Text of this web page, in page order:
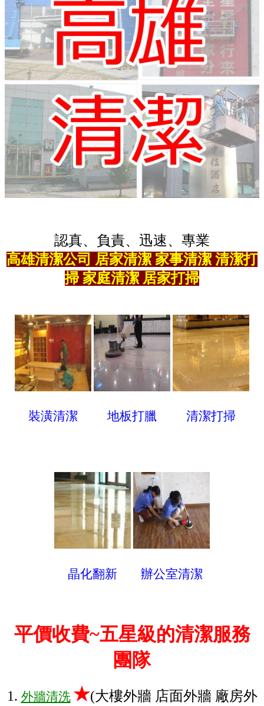
認真、負責、迅速、專業
高雄清潔公司 居家清潔 家事清潔 清潔打
掃 家庭清潔 居家打掃
裝潢清潔 地板打臘 清潔打掃
晶化翻新 辦公室清潔
平價收費~五星級的清潔服務
團隊
1. 外牆清洗 ★(大樓外牆 店面外牆 廠房外